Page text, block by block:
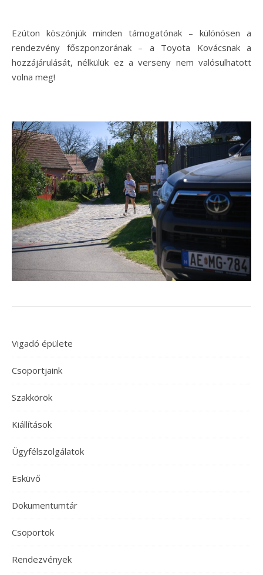
Ezúton köszönjük minden támogatónak – különösen a
rendezvény főszponzorának – a Toyota Kovácsnak a
hozzájárulását, nélkülük ez a verseny nem valósulhatott
volna meg!
Vigadó épülete
Csoportjaink
Szakkörök
Kiállítások
Ügyfélszolgálatok
Esküvő
Dokumentumtár
Csoportok
Rendezvények